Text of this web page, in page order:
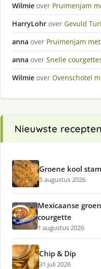
Wilmie over Pruimenjam
HarryLohr over Gevuld
anna over Pruimenjam
anna over Snelle
Wilmie over Ovenschotel
Nieuwste recepten
Groene kool
5 augustus 2026
Mexicaanse
courgette
1 augustus 2026
Chip & Dip
31 juli 2026